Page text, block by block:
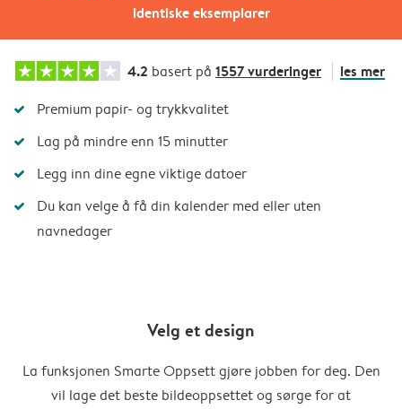
identiske eksemplarer
4.2 basert på 1557 vurderinger les mer
Premium papir- og trykkvalitet
Lag på mindre enn 15 minutter
Legg inn dine egne viktige datoer
Du kan velge å få din kalender med eller uten
navnedager
Velg et design
La funksjonen Smarte Oppsett gjøre jobben for deg. Den
vil lage det beste bildeoppsettet og sørge for at